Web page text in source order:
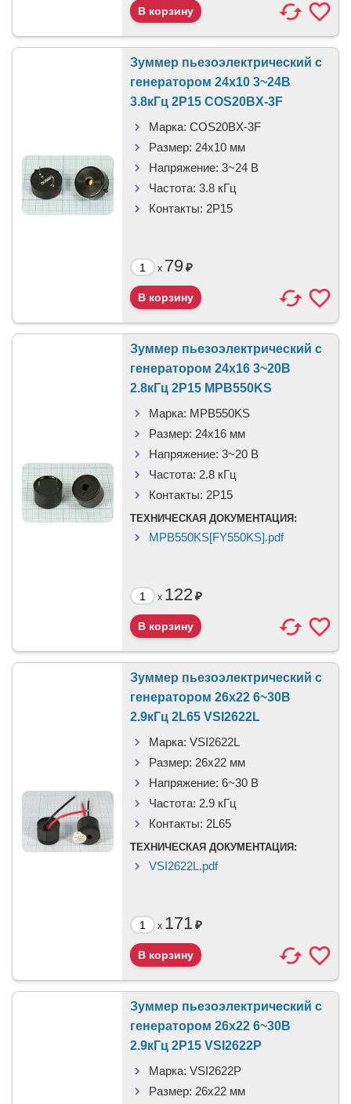
Зуммер пьезоэлектрический c
генератором 24x10 3~24В
3.8кГц 2P15 COS20BX-3F
Марка: COS20BX-3F
Размер: 24x10 мм
Напряжение: 3~24 В
Частота: 3.8 кГц
Контакты: 2P15
x 79₽
Зуммер пьезоэлектрический c
генератором 24x16 3~20В
2.8кГц 2P15 MPB550KS
Марка: MPB550KS
Размер: 24x16 мм
Напряжение: 3~20 В
Частота: 2.8 кГц
Контакты: 2P15
ТЕХНИЧЕСКАЯ ДОКУМЕНТАЦИЯ:
MPB550KS[FY550KS].pdf
x 122₽
Зуммер пьезоэлектрический c
генератором 26x22 6~30В
2.9кГц 2L65 VSI2622L
Марка: VSI2622L
Размер: 26x22 мм
Напряжение: 6~30 В
Частота: 2.9 кГц
Контакты: 2L65
ТЕХНИЧЕСКАЯ ДОКУМЕНТАЦИЯ:
VSI2622L.pdf
x 171₽
Зуммер пьезоэлектрический c
генератором 26x22 6~30В
2.9кГц 2P15 VSI2622P
Марка: VSI2622P
Размер: 26x22 мм